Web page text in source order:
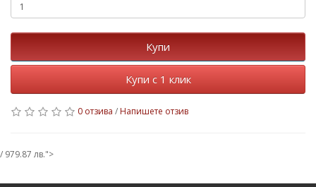
Купи
Купи с 1 клик
0 отзива / Напишете отзив
/ 979.87 лв.">